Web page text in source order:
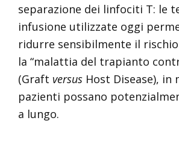
separazione dei linfociti T: le
infusione utilizzate oggi
ridurre sensibilmente il
la “malattia del trapianto
(Graft versusHost Disease), in
pazienti possano
a lungo.